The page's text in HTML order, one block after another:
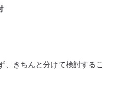
、きちんと分けて検討するこ